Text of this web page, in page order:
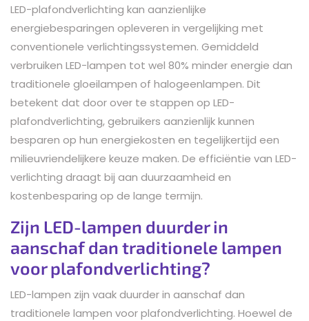
LED-plafondverlichting kan aanzienlijke
energiebesparingen opleveren in vergelijking met
conventionele verlichtingssystemen. Gemiddeld
verbruiken LED-lampen tot wel 80% minder energie dan
traditionele gloeilampen of halogeenlampen. Dit
betekent dat door over te stappen op LED-
plafondverlichting, gebruikers aanzienlijk kunnen
besparen op hun energiekosten en tegelijkertijd een
milieuvriendelijkere keuze maken. De efficiëntie van LED-
verlichting draagt bij aan duurzaamheid en
kostenbesparing op de lange termijn.
Zijn LED-lampen duurder in
aanschaf dan traditionele lampen
voor plafondverlichting?
LED-lampen zijn vaak duurder in aanschaf dan
traditionele lampen voor plafondverlichting. Hoewel de